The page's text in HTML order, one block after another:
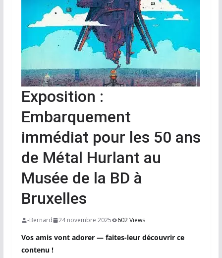
Exposition :
Embarquement
immédiat pour les 50 ans
de Métal Hurlant au
Musée de la BD à
Bruxelles
-Bernard 24 novembre 2025 602 Views
Vos amis vont adorer — faites-leur découvrir ce
contenu !